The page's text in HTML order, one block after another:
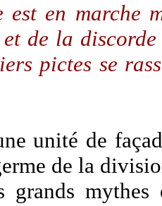
est en marche
de la
pictes se
unité de
de la
grands mythes